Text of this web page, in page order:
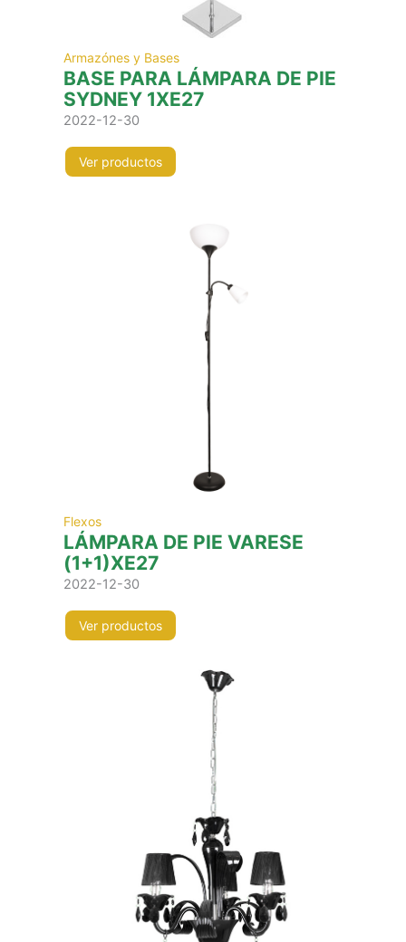
Armazónes y Bases
BASE PARA LÁMPARA DE PIE
SYDNEY 1XE27
2022-12-30
Ver productos
Flexos
LÁMPARA DE PIE VARESE
(1+1)XE27
2022-12-30
Ver productos